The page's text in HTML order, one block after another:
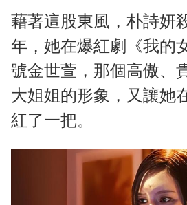
藉著這股東風，朴詩妍
年，她在爆紅劇《我的
號金世萱，那個高傲、
大姐姐的形象，又讓她
紅了一把。